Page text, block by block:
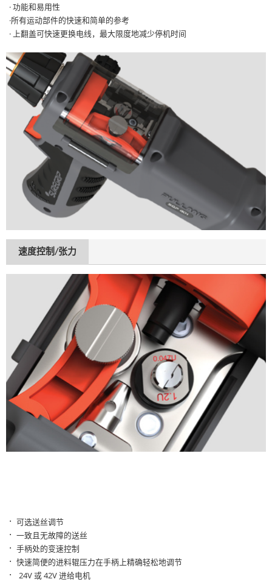
· 功能和易用性
·所有运动部件的快速和简单的参考
· 上翻盖可快速更换电线，最大限度地减少停机时间
速度控制/张力
· 可选送丝调节
· 一致且无故障的送丝
· 手柄处的变速控制
· 快速简便的进料辊压力在手柄上精确轻松地调节
· 24V 或 42V 进给电机